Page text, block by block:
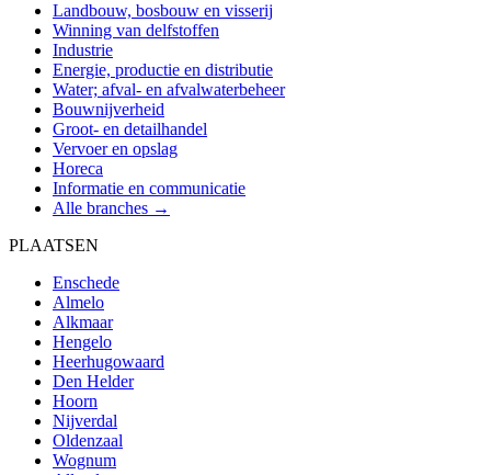
Landbouw, bosbouw en visserij
Winning van delfstoffen
Industrie
Energie, productie en distributie
Water; afval- en afvalwaterbeheer
Bouwnijverheid
Groot- en detailhandel
Vervoer en opslag
Horeca
Informatie en communicatie
Alle branches →
PLAATSEN
Enschede
Almelo
Alkmaar
Hengelo
Heerhugowaard
Den Helder
Hoorn
Nijverdal
Oldenzaal
Wognum